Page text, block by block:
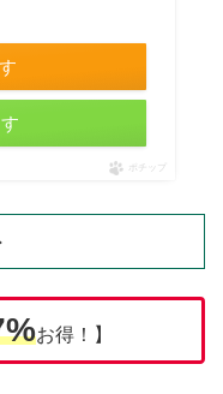
ポチップ
お得！】